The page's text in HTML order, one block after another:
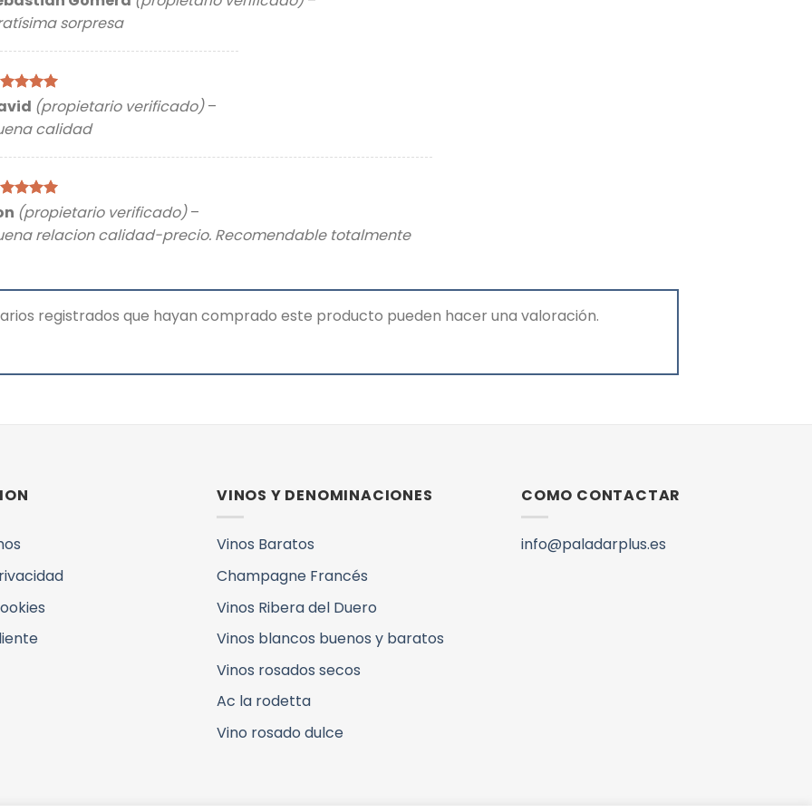
sorpresa
de 5
(propietario verificado) –
calidad
5de 5
(propietario verificado) –
relacion calidad-precio. Recomendable totalmente
registrados que hayan comprado este producto pueden hacer una valoración.
VINOS Y DENOMINACIONES
Vinos Baratos
Champagne Francés
Vinos Ribera del Duero
Vinos blancos buenos y baratos
Vinos rosados secos
Ac la rodetta
Vino rosado dulce
COMO CONTACTAR
info@paladarplus.es